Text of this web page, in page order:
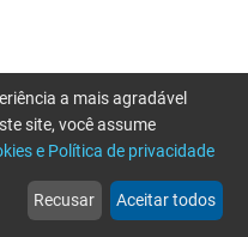
web
Notícias
more_horiz
Mais
a mais agradável
site, você assume
e Política de privacidade
Recusar Aceitar todos
tente novamente